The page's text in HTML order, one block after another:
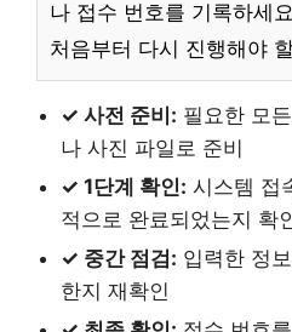
나 접수 번호를 기록하세
처음부터 다시 진행해야
✓ 사전 준비: 필요한 모
나 사진 파일로 준비
✓ 1단계 확인: 시스템 접
적으로 완료되었는지 확
✓ 중간 점검: 입력한 정
한지 재확인